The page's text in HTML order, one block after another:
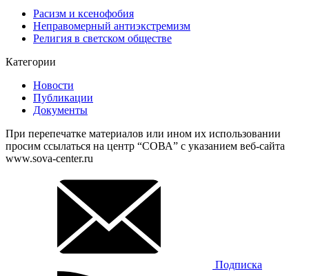
Расизм и ксенофобия
Неправомерный антиэкстремизм
Религия в светском обществе
Категории
Новости
Публикации
Документы
При перепечатке материалов или ином их использовании
просим ссылаться на центр “СОВА” с указанием веб-сайта
www.sova-center.ru
Подписка